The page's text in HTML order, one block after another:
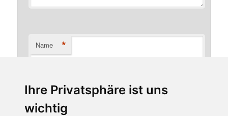
Ihre Privatsphäre ist uns
wichtig
Name *
E-Mail-Adresse *